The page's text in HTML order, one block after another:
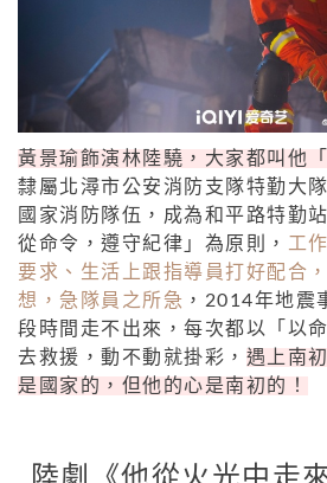
黃景瑜飾演林陸驍，大家都叫他
隸屬北潯市公安消防支隊特勤大
國家消防隊伍，成為和平路特勤
從命令，遵守紀律」為原則，
工
要求、生活上跟指導員打好配合
想，急隊員之所急 ，2014年地震
段時間走不出來，每次都以「以
去救援，動不動就掛彩， 遇上南
是國家的，但他的心是南初的！